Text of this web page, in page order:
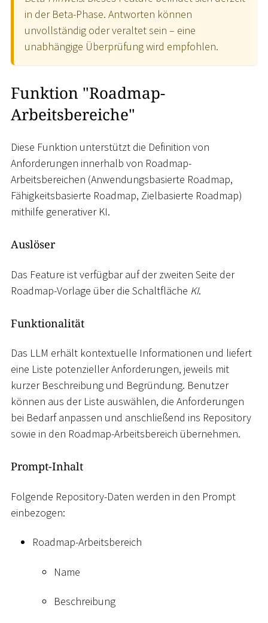
in der Beta-Phase. Antworten können
unvollständig oder veraltet sein – eine
unabhängige Überprüfung wird empfohlen.
Funktion "Roadmap-
Arbeitsbereiche"
Diese Funktion unterstützt die Definition von
Anforderungen innerhalb von Roadmap-
Arbeitsbereichen (Anwendungsbasierte Roadmap,
Fähigkeitsbasierte Roadmap, Zielbasierte Roadmap)
mithilfe generativer KI.
Auslöser
Das Feature ist verfügbar auf der zweiten Seite der
Roadmap-Vorlage über die Schaltfläche KI.
Funktionalität
Das LLM erhält kontextuelle Informationen und liefert
eine Liste potenzieller Anforderungen, jeweils mit
kurzer Beschreibung und Begründung. Benutzer
können aus der Liste auswählen, die Anforderungen
bei Bedarf anpassen und anschließend ins Repository
sowie in den Roadmap-Arbeitsbereich übernehmen.
Prompt-Inhalt
Folgende Repository-Daten werden in den Prompt
einbezogen:
Roadmap-Arbeitsbereich
Name
Beschreibung